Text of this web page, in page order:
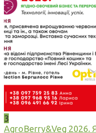
3
AgroBerry&Veg 2026.